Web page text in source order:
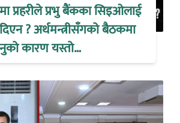
प्रहरीले प्रभु बैंकका सिइओलाई
? अर्थमन्त्रीसँगको बैठकमा
कारण यस्तो…